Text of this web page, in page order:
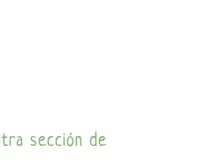
sección de